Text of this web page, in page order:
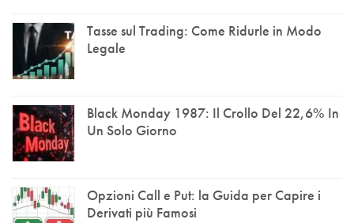
Tasse sul Trading: Come Ridurle in Modo
Legale
Black Monday 1987: Il Crollo Del 22,6% In
Un Solo Giorno
Opzioni Call e Put: la Guida per Capire i
Derivati più Famosi